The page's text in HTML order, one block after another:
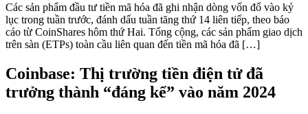
Các sản phẩm đầu tư tiền mã hóa đã ghi nhận dòng vốn đổ vào kỷ
lục trong tuần trước, đánh dấu tuần tăng thứ 14 liên tiếp, theo báo
cáo từ CoinShares hôm thứ Hai. Tổng cộng, các sản phẩm giao dịch
trên sàn (ETPs) toàn cầu liên quan đến tiền mã hóa đã […]
Coinbase: Thị trường tiền điện tử đã
trưởng thành “đáng kể” vào năm 2024